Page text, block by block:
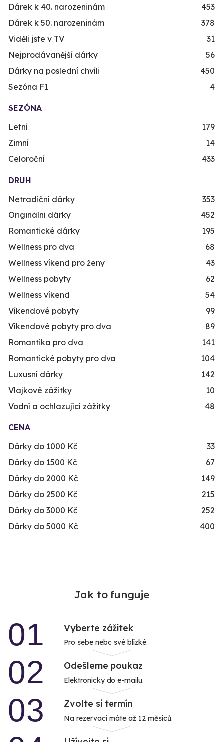
Dárek k 40. narozeninám
453
Dárek k 50. narozeninám
378
Viděli jste v TV
31
Nejprodávanější dárky
56
Dárky na poslední chvíli
450
Sezóna F1
4
SEZÓNA
Letní
179
Zimní
14
Celoroční
433
DRUH
Netradiční dárky
353
Originální dárky
452
Romantické dárky
195
Wellness pro dva
68
Wellness víkend pro ženy
43
Wellness pobyty
62
Wellness víkend
54
Víkendové pobyty
99
Víkendové pobyty pro dva
89
Romantika pro dva
141
Romantické pobyty pro dva
104
Luxusní dárky
142
Vlajkové zážitky
10
Vodní a ochlazující zážitky
48
CENA
Dárky do 1000 Kč
33
Dárky do 1500 Kč
67
Dárky do 2000 Kč
149
Dárky do 2500 Kč
215
Dárky do 3000 Kč
252
Dárky do 5000 Kč
400
Jak to funguje
01 Vyberte zážitek
Pro sebe nebo své blízké.
02 Odešleme poukaz
Elektronicky do e-mailu.
03 Zvolte si termín
Na rezervaci máte až 12 měsíců.